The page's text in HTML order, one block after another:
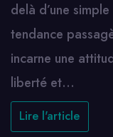
delà d’une simple
tendance
incarne une
liberté et…
Lire l'article